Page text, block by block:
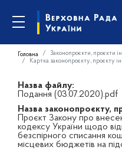
Головна Законопроєкти, проєкти
Картка законопроєкту, проєкту
Назва файлу:
Подання (03.07.2020).pdf
Назва законопроєкту,
Проєкт Закону про
кодексу України щодо
безспірного списання
місцевих бюджетів на